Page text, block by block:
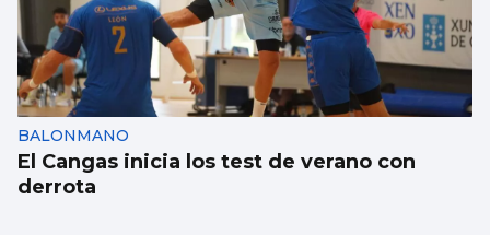
BALONMANO
El Cangas inicia los test de verano con
derrota